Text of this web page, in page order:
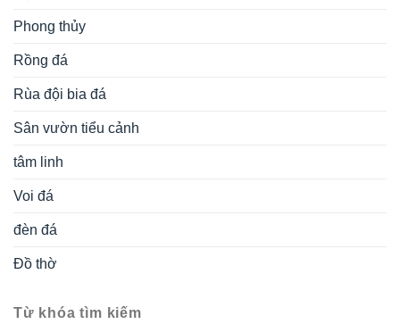
Phong thủy
Rồng đá
Rùa đội bia đá
Sân vườn tiểu cảnh
tâm linh
Voi đá
đèn đá
Đồ thờ
Từ khóa tìm kiếm